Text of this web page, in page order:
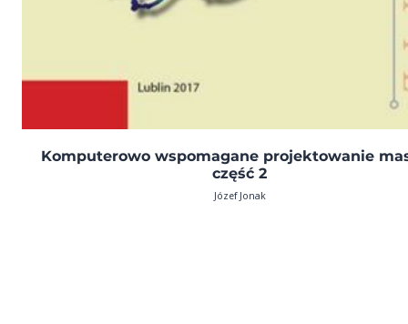
Komputerowo wspomagane projektowanie
część 2
Józef Jonak